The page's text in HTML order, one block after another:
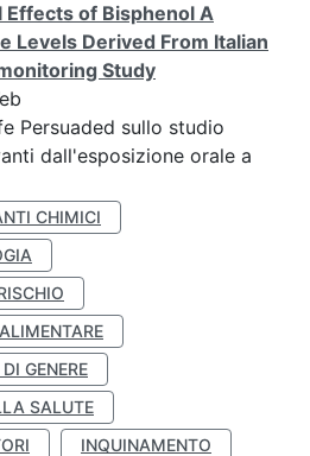
Effects of Bisphenol A
Levels Derived From Italian
Study
Persuaded sullo studio
dall'esposizione orale a
CHIMICI
GENERE
SALUTE
INQUINAMENTO